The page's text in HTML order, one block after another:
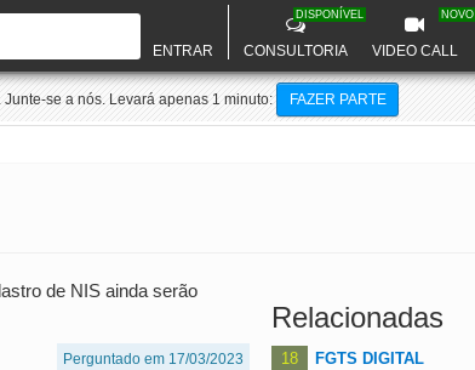
ENTRAR CONSULTORIA
DISPONÍVEL
VIDEO CALL
NOVO
se a nós. Levará apenas 1 minuto: FAZER PARTE
de NIS ainda serão
Perguntado em 17/03/2023
Relacionadas
18 FGTS DIGITAL